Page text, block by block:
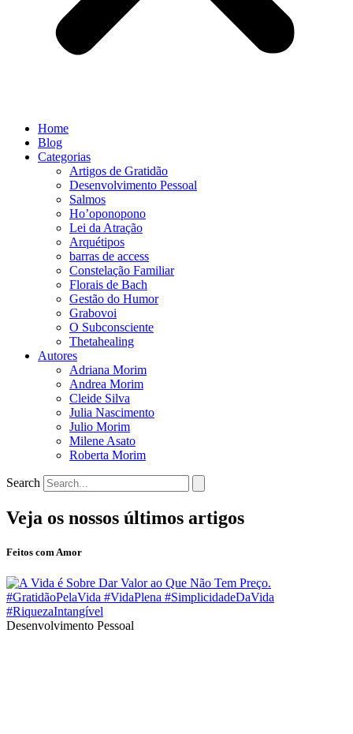
Home
Blog
Categorias
Artigos de Gratidão
Desenvolvimento Pessoal
Salmos
Ho’oponopono
Lei da Atração
Arquétipos
barras de access
Constelação Familiar
Florais de Bach
Gestão do Humor
Grabovoi
O Subconsciente
Thetahealing
Autores
Adriana Morim
Andrea Morim
Cleide Silva
Julia Nascimento
Julio Morim
Milene Asato
Roberta Morim
Search
Veja os nossos últimos artigos
Feitos com Amor
Desenvolvimento Pessoal